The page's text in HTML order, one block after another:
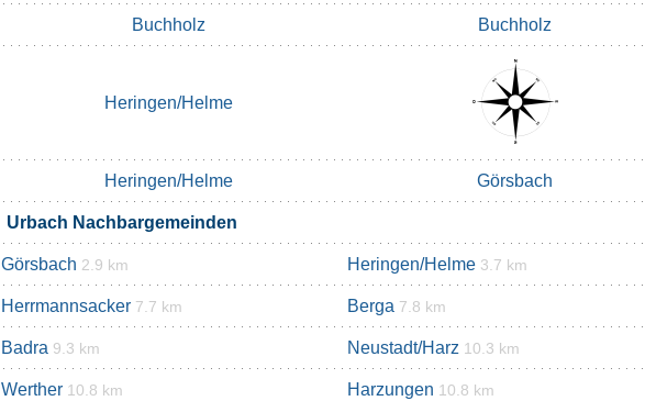
Buchholz Buchholz
Heringen/Helme
Heringen/Helme Görsbach
Urbach Nachbargemeinden
Görsbach 2.9 km Heringen/Helme 3.7 km
Herrmannsacker 7.7 km Berga 7.8 km
Badra 9.3 km Neustadt/Harz 10.3 km
Werther 10.8 km Harzungen 10.8 km